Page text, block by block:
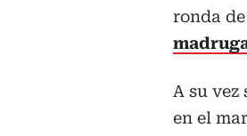
ronda
A su vez
en el